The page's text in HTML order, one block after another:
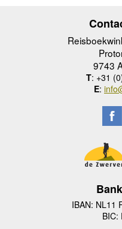
9743
T: +31
E:
IBAN: NL11
BIC: